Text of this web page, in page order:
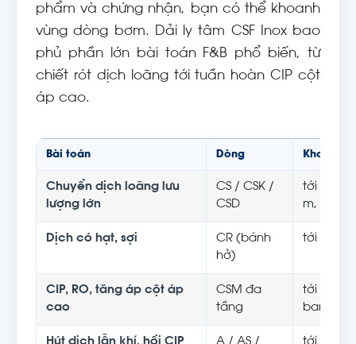
phẩm và chứng nhận, bạn có thể khoanh
vùng dòng bơm. Dải ly tâm CSF Inox bao
phủ phần lớn bài toán F&B phổ biến, từ
chiết rót dịch loãng tới tuần hoàn CIP cột
áp cao.
Bài toán Dòng Khoảng
Chuyển dịch loãng lưu
lượng lớn
CS / CSK /
CSD
tới 500
m, áp tới
Dịch có hạt, sợi
CR (bánh
hở)
tới 150
CIP, RO, tăng áp cột áp
cao
CSM đa
tầng
tới 150
bar)